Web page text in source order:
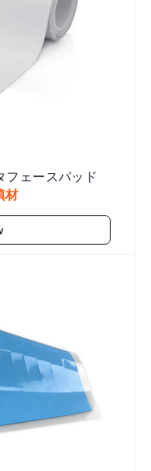
フェースパッド
材